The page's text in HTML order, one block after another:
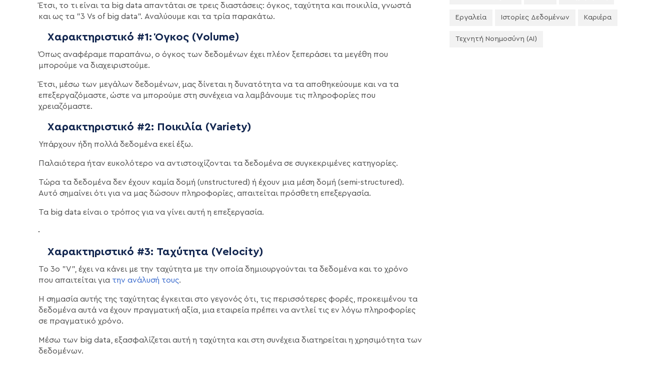
Έτσι, το τι είναι τα big data απαντάται σε τρεις διαστάσεις: όγκος, ταχύτητα και ποικιλία, γνωστά
και ως τα "3 Vs of big data". Αναλύουμε και τα τρία παρακάτω.
Χαρακτηριστικό #1: Όγκος (Volume)
Όπως αναφέραμε παραπάνω, ο όγκος των δεδομένων έχει πλέον ξεπεράσει τα μεγέθη που
μπορούμε να διαχειριστούμε.
Έτσι, μέσω των μεγάλων δεδομένων, μας δίνεται η δυνατότητα να τα αποθηκεύουμε και να τα
επεξεργαζόμαστε, ώστε να μπορούμε στη συνέχεια να λαμβάνουμε τις πληροφορίες που
χρειαζόμαστε.
Χαρακτηριστικό #2: Ποικιλία (Variety)
Υπάρχουν ήδη πολλά δεδομένα εκεί έξω.
Παλαιότερα ήταν ευκολότερο να αντιστοιχίζονται τα δεδομένα σε συγκεκριμένες κατηγορίες.
Τώρα τα δεδομένα δεν έχουν καμία δομή (unstructured) ή έχουν μια μέση δομή (semi-structured).
Αυτό σημαίνει ότι για να μας δώσουν πληροφορίες, απαιτείται πρόσθετη επεξεργασία.
Τα big data είναι ο τρόπος για να γίνει αυτή η επεξεργασία.
Χαρακτηριστικό #3: Ταχύτητα (Velocity)
Το 3ο "V", έχει να κάνει με την ταχύτητα με την οποία δημιουργούνται τα δεδομένα και το χρόνο
που απαιτείται για την ανάλυσή τους.
Η σημασία αυτής της ταχύτητας έγκειται στο γεγονός ότι, τις περισσότερες φορές, προκειμένου τα
δεδομένα αυτά να έχουν πραγματική αξία, μια εταιρεία πρέπει να αντλεί τις εν λόγω πληροφορίες
σε πραγματικό χρόνο.
Μέσω των big data, εξασφαλίζεται αυτή η ταχύτητα και στη συνέχεια διατηρείται η χρησιμότητα των
δεδομένων.
Εργαλεία Ιστορίες Δεδομένων Καριέρα
Τεχνητή Νοημοσύνη (AI)